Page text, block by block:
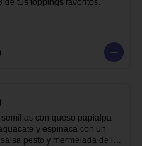
de tus toppings favoritos.
semillas con queso papialpa
y espinaca con un
pesto y mermelada de la